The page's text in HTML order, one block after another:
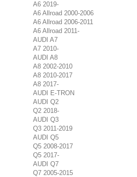
A6 2019-
A6 Allroad 2000-2006
A6 Allroad 2006-2011
A6 Allroad 2011-
AUDI A7
A7 2010-
AUDI A8
A8 2002-2010
A8 2010-2017
A8 2017-
AUDI E-TRON
AUDI Q2
Q2 2018-
AUDI Q3
Q3 2011-2019
AUDI Q5
Q5 2008-2017
Q5 2017-
AUDI Q7
Q7 2005-2015